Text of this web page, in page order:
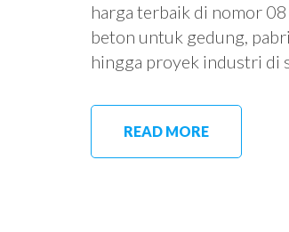
harga terbaik di nomor
beton untuk gedung,
hingga proyek industri di
READ MORE